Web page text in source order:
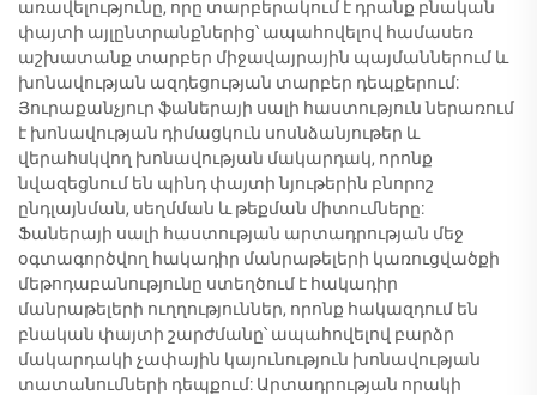
առավելությունը, որը տարբերակում է դրանք բնական
փայտի այլընտրանքներից՝ ապահովելով համասեռ
աշխատանք տարբեր միջավայրային պայմաններում և
խոնավության ազդեցության տարբեր դեպքերում:
Յուրաքանչյուր ֆաներայի սալի հաստություն ներառում
է խոնավության դիմացկուն սոսնձանյութեր և
վերահսկվող խոնավության մակարդակ, որոնք
նվազեցնում են պինդ փայտի նյութերին բնորոշ
ընդլայնման, սեղմման և թեքման միտումները:
Ֆաներայի սալի հաստության արտադրության մեջ
օգտագործվող հակադիր մանրաթելերի կառուցվածքի
մեթոդաբանությունը ստեղծում է հակադիր
մանրաթելերի ուղղություններ, որոնք հակազդում են
բնական փայտի շարժմանը՝ ապահովելով բարձր
մակարդակի չափային կայունություն խոնավության
տատանումների դեպքում: Արտադրության որակի